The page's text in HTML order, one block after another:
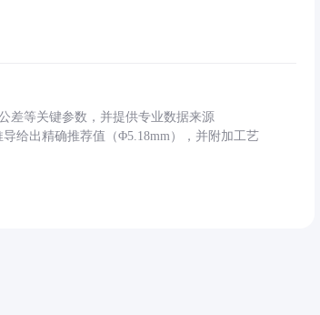
差等关键参数，并提供专业数据来源
给出精确推荐值（Φ5.18mm），并附加工艺